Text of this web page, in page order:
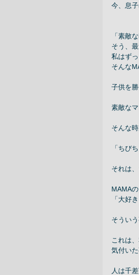
今、息
「素敵
そう、
私はず
そんな
子供を
素敵な
そんな
「ちび
それは
MAMA
「大好
そうい
これは
気付いた
人は千